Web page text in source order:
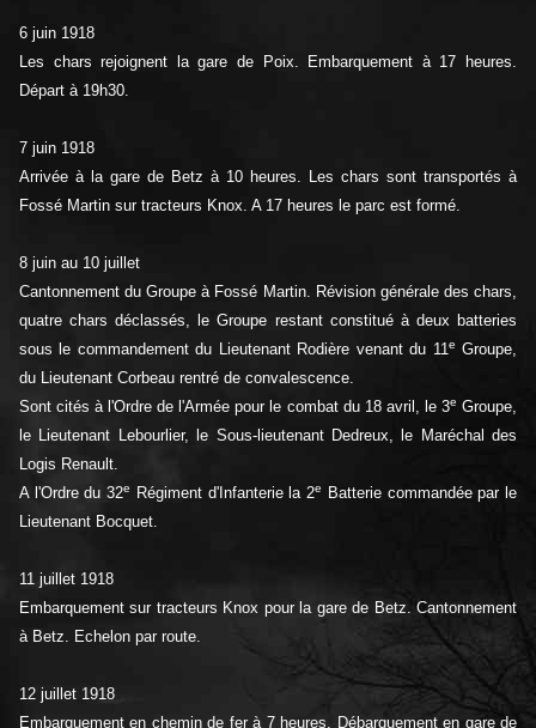
6 juin 1918
Les chars rejoignent la gare de Poix. Embarquement à 17 heures.
Départ à 19h30.
7 juin 1918
Arrivée à la gare de Betz à 10 heures. Les chars sont transportés à
Fossé Martin sur tracteurs Knox. A 17 heures le parc est formé.
8 juin au 10 juillet
Cantonnement du Groupe à Fossé Martin. Révision générale des chars,
quatre chars déclassés, le Groupe restant constitué à deux batteries
sous le commandement du Lieutenant Rodière venant du 11e Groupe,
du Lieutenant Corbeau rentré de convalescence.
Sont cités à l'Ordre de l'Armée pour le combat du 18 avril, le 3e Groupe,
le Lieutenant Lebourlier, le Sous-lieutenant Dedreux, le Maréchal des
Logis Renault.
A l'Ordre du 32e Régiment d'Infanterie la 2e
Batterie commandée par le
Lieutenant Bocquet.
11 juillet 1918
Embarquement sur tracteurs Knox pour la gare de Betz. Cantonnement
à Betz. Echelon par route.
12 juillet 1918
Embarquement en chemin de fer à 7 heures. Débarquement en gare de